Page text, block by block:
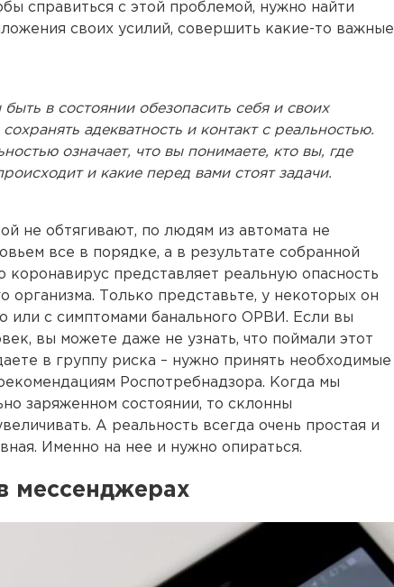
справиться с этой проблемой, нужно найти
своих усилий, совершить какие-то важные
в состоянии обезопасить себя и своих
адекватность и контакт с реальностью.
означает, что вы понимаете, кто вы, где
и какие перед вами стоят задачи.
не обтягивают, по людям из автомата не
все в порядке, а в результате собранной
коронавирус представляет реальную опасность
организма. Только представьте, у некоторых он
или с симптомами банального ОРВИ. Если вы
вы можете даже не узнать, что поймали этот
в группу риска – нужно принять необходимые
Роспотребнадзора. Когда мы
заряженном состоянии, то склонны
А реальность всегда очень простая и
Именно на нее и нужно опираться.
мессенджерах